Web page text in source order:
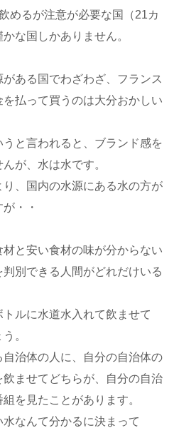
めるが注意が必要な国（21カ
な国しかありません。
ある国でわざわざ、フランス
払って買うのは大分おかしい
と言われると、ブランド感を
が、水は水です。
、国内の水源にある水の方が
・・
と安い食材の味が分からない
別できる人間がどれだけいる
ルに水道水入れて飲ませて
。
治体の人に、自分の自治体の
ませてどちらが、自分の自治
を見たことがあります。
なんて分かるに決まって